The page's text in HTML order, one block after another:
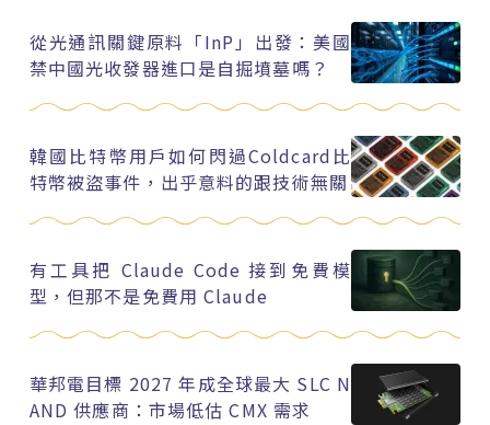
從光通訊關鍵原料「InP」出發：美國
禁中國光收發器進口是自掘墳墓嗎？
韓國比特幣用戶如何閃過Coldcard比
特幣被盜事件，出乎意料的跟技術無關
有工具把 Claude Code 接到免費模
型，但那不是免費用 Claude
華邦電目標 2027 年成全球最大 SLC N
AND 供應商：市場低估 CMX 需求